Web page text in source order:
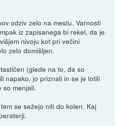
odziv zelo na mestu. Varnosti
iz zapisanega bi rekel, da je
nivoju kot pri večini
zelo domišljen.
(glede na to, da so
napako, jo priznali in se je lotili
so menjali.
se sežejo niti do kolen. Kaj